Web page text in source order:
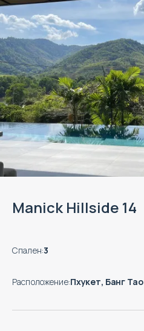
Manick Hillside 14
Спален:3
Расположение:Пхукет, Банг Тао